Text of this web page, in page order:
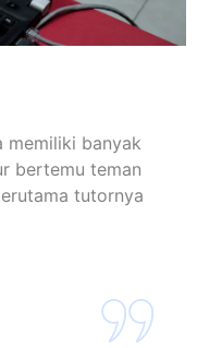
memiliki banyak
bertemu teman
tutornya